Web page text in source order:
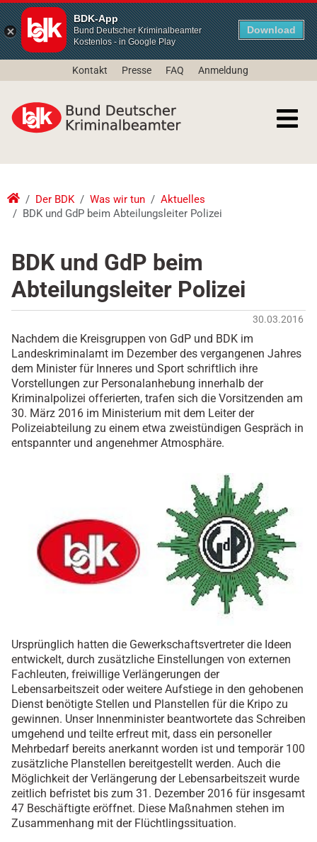
BDK-App
Bund Deutscher Kriminalbeamter
Kostenlos - in Google Play
Download
Kontakt Presse FAQ Anmeldung
Der BDK Was wir tun
Aktuelles
BDK und GdP beim Abteilungsleiter Polizei
BDK und GdP beim
Abteilungsleiter Polizei
30.03.2016
Nachdem die Kreisgruppen von GdP und BDK im
Landeskriminalamt im Dezember des vergangenen Jahres
dem Minister für Inneres und Sport schriftlich ihre
Vorstellungen zur Personalanhebung innerhalb der
Kriminalpolizei offerierten, trafen sich die Vorsitzenden am
30. März 2016 im Ministerium mit dem Leiter der
Polizeiabteilung zu einem etwa zweistündigen Gespräch in
entspannter und angenehmer Atmosphäre.
Ursprünglich hatten die Gewerkschaftsvertreter die Ideen
entwickelt, durch zusätzliche Einstellungen von externen
Fachleuten, freiwillige Verlängerungen der
Lebensarbeitszeit oder weitere Aufstiege in den gehobenen
Dienst benötigte Stellen und Planstellen für die Kripo zu
gewinnen. Unser Innenminister beantwortete das Schreiben
umgehend und teilte erfreut mit, dass ein personeller
Mehrbedarf bereits anerkannt worden ist und temporär 100
zusätzliche Planstellen bereitgestellt werden. Auch die
Möglichkeit der Verlängerung der Lebensarbeitszeit wurde
zeitlich befristet bis zum 31. Dezember 2016 für insgesamt
47 Beschäftigte eröffnet. Diese Maßnahmen stehen im
Zusammenhang mit der Flüchtlingssituation.